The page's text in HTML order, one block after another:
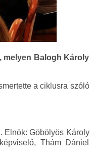
melyen Balogh Károly
a ciklusra szóló
Elnök: Göbölyös Károly
Thám Dániel